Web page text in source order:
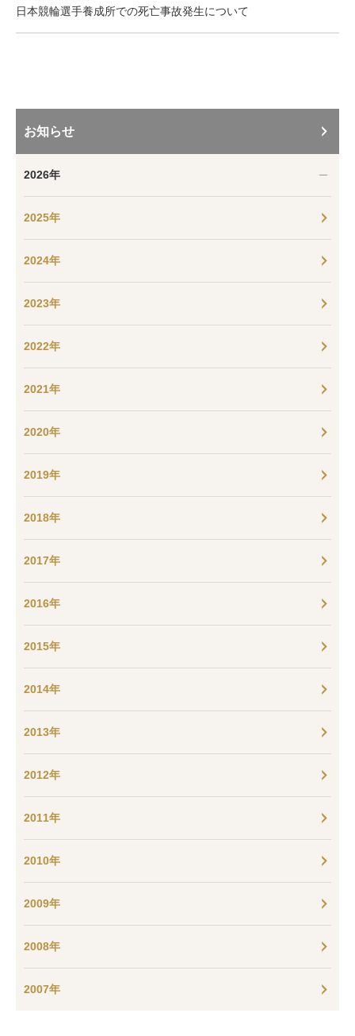
日本競輪選手養成所での死亡事故発生について
お知らせ
2026年
2025年
2024年
2023年
2022年
2021年
2020年
2019年
2018年
2017年
2016年
2015年
2014年
2013年
2012年
2011年
2010年
2009年
2008年
2007年